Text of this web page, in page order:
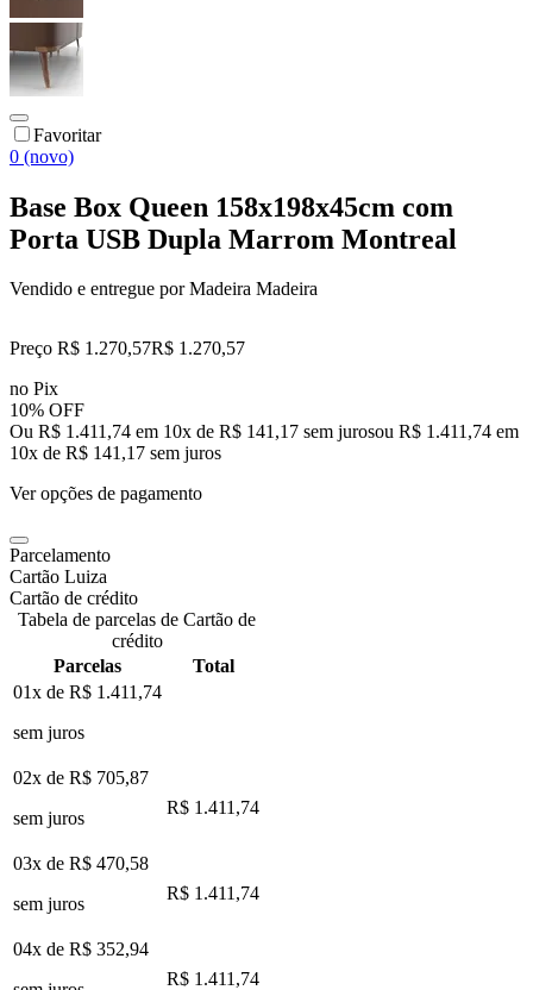
Favoritar
0 (novo)
Base Box Queen 158x198x45cm com
Porta USB Dupla Marrom Montreal
Vendido e entregue por Madeira Madeira
Preço R$ 1.270,57R$ 1.270,57
no Pix
10% OFF
Ou R$ 1.411,74 em 10x de R$ 141,17 sem jurosou R$ 1.411,74 em
10x de R$ 141,17 sem juros
Ver opções de pagamento
Parcelamento
Cartão Luiza
Cartão de crédito
Tabela de parcelas de Cartão de
crédito
Parcelas
Total
01x de R$ 1.411,74
sem juros
02x de R$ 705,87
sem juros
R$ 1.411,74
03x de R$ 470,58
sem juros
R$ 1.411,74
04x de R$ 352,94
R$ 1.411,74